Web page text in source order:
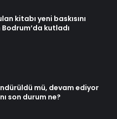
kitabı yeni baskısını
kutladı
mü, devam ediyor
son durum ne?